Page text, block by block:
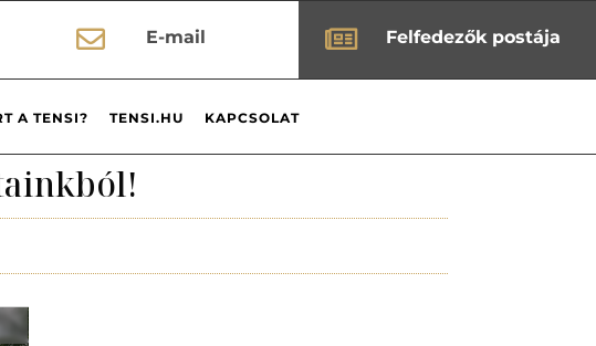
 Felfedezők postája
 E-mail
A TENSI? TENSI.HU KAPCSOLAT